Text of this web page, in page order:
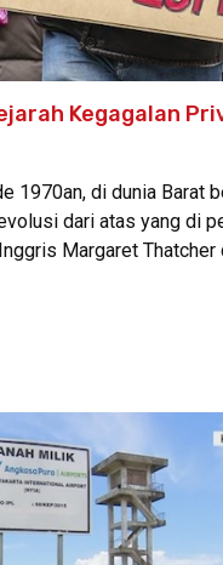
Kegagalan
1970an, di dunia Barat
dari atas yang di
Margaret